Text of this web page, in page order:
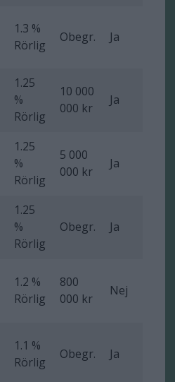
1.3 %
Rörlig
Obegr. Ja
1.25
%
Rörlig
10 000
000 kr
Ja
1.25
%
Rörlig
5 000
000 kr
Ja
1.25
%
Rörlig
Obegr. Ja
1.2 %
Rörlig
800
000 kr
Nej
1.1 %
Rörlig
Obegr. Ja